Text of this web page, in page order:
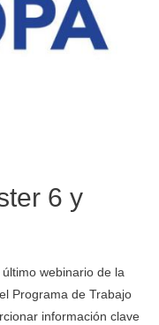
6 y
webinario de la
Programa de Trabajo
información clave